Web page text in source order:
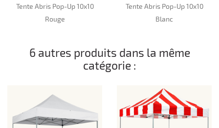
Tente Abris Pop-Up 10x10
Rouge
Tente Abris Pop-Up 10x10
Blanc
6 autres produits dans la même
catégorie :